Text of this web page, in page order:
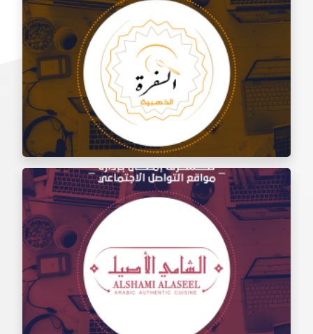
إدارة السوشيال ميديا لمطعم مندي ليشس
إدارة السوشيال ميديا لمطعم السفرة الذهبية